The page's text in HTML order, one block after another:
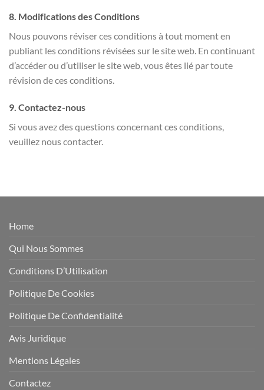
8. Modifications des Conditions
Nous pouvons réviser ces conditions à tout moment en
publiant les conditions révisées sur le site web. En continuant
d’accéder ou d’utiliser le site web, vous êtes lié par toute
révision de ces conditions.
9. Contactez-nous
Si vous avez des questions concernant ces conditions,
veuillez nous contacter.
Home
Qui Nous Sommes
Conditions D’Utilisation
Politique De Cookies
Politique De Confidentialité
Avis Juridique
Mentions Légales
Contactez